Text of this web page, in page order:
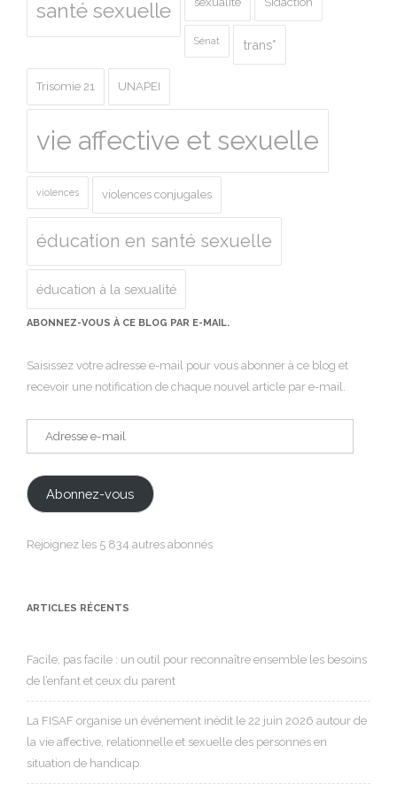
santé sexuelle
Sénat trans*
Trisomie 21 UNAPEI
vie affective et sexuelle
violences violences conjugales
éducation en santé sexuelle
éducation à la sexualité
ABONNEZ-VOUS À CE BLOG PAR E-MAIL.
Saisissez votre adresse e-mail pour vous abonner à ce blog et
recevoir une notification de chaque nouvel article par e-mail.
Adresse
e-
Abonnez-vous
Rejoignez les 5 834 autres abonnés
ARTICLES RÉCENTS
Facile, pas facile : un outil pour reconnaître ensemble les besoins
de l’enfant et ceux du parent
La FISAF organise un événement inédit le 22 juin 2026 autour de
la vie affective, relationnelle et sexuelle des personnes en
situation de handicap.